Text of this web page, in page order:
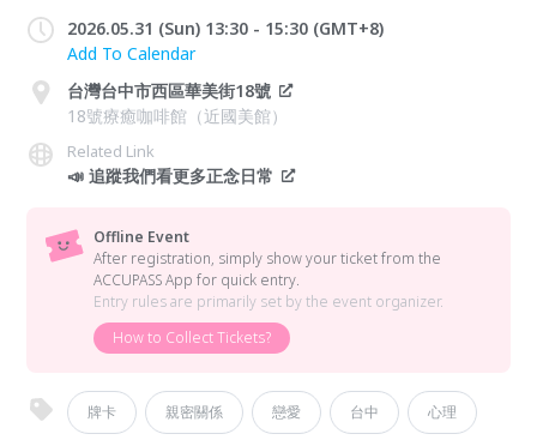
2026.05.31 (Sun) 13:30 - 15:30 (GMT+8)
Add To Calendar
台灣台中市西區華美街18號
18號療癒咖啡館（近國美館）
Related Link
📣 追蹤我們看更多正念日常
Offline Event
After registration, simply show your ticket from the
ACCUPASS App for quick entry.
Entry rules are primarily set by the event organizer.
How to Collect Tickets?
牌卡 親密關係 戀愛 台中 心理